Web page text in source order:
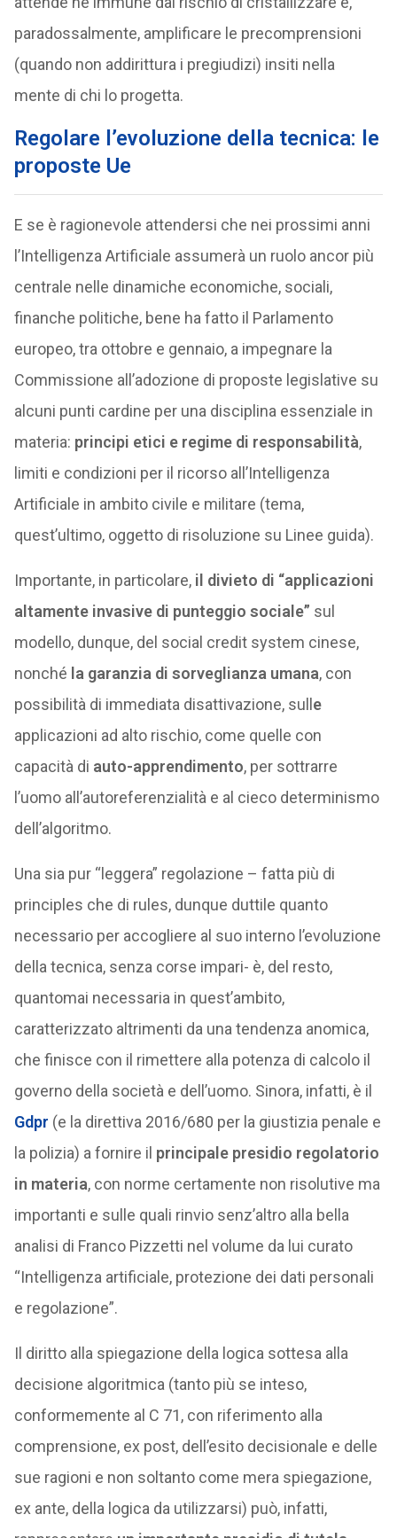
paradossalmente, amplificare le precomprensioni
(quando non addirittura i pregiudizi) insiti nella
mente di chi lo progetta.
Regolare l’evoluzione della tecnica: le
proposte Ue
E se è ragionevole attendersi che nei prossimi anni
l’Intelligenza Artificiale assumerà un ruolo ancor più
centrale nelle dinamiche economiche, sociali,
finanche politiche, bene ha fatto il Parlamento
europeo, tra ottobre e gennaio, a impegnare la
Commissione all’adozione di proposte legislative su
alcuni punti cardine per una disciplina essenziale in
materia: principi etici e regime di responsabilità,
limiti e condizioni per il ricorso all’Intelligenza
Artificiale in ambito civile e militare (tema,
quest’ultimo, oggetto di risoluzione su Linee guida).
Importante, in particolare, il divieto di “applicazioni
altamente invasive di punteggio sociale” sul
modello, dunque, del social credit system cinese,
nonché la garanzia di sorveglianza umana, con
possibilità di immediata disattivazione, sull e
applicazioni ad alto rischio, come quelle con
capacità di auto-apprendimento, per sottrarre
l’uomo all’autoreferenzialità e al cieco determinismo
dell’algoritmo.
Una sia pur “leggera” regolazione – fatta più di
principles che di rules, dunque duttile quanto
necessario per accogliere al suo interno l’evoluzione
della tecnica, senza corse impari- è, del resto,
quantomai necessaria in quest’ambito,
caratterizzato altrimenti da una tendenza anomica,
che finisce con il rimettere alla potenza di calcolo il
governo della società e dell’uomo. Sinora, infatti, è il
Gdpr (e la direttiva 2016/680 per la giustizia penale e
la polizia) a fornire il principale presidio regolatorio
in materia, con norme certamente non risolutive ma
importanti e sulle quali rinvio senz’altro alla bella
analisi di Franco Pizzetti nel volume da lui curato
“Intelligenza artificiale, protezione dei dati personali
e regolazione”.
Il diritto alla spiegazione della logica sottesa alla
decisione algoritmica (tanto più se inteso,
conformemente al C 71, con riferimento alla
comprensione, ex post, dell’esito decisionale e delle
sue ragioni e non soltanto come mera spiegazione,
ex ante, della logica da utilizzarsi) può, infatti,